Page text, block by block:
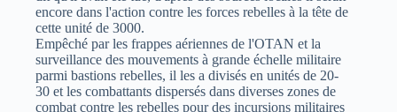
encore dans l'action contre les forces rebelles à la tête de
cette unité de 3000.
Empêché par les frappes aériennes de l'OTAN et la
surveillance des mouvements à grande échelle militaire
parmi bastions rebelles, il les a divisés en unités de 20-
30 et les combattants dispersés dans diverses zones de
combat contre les rebelles pour des incursions militaires